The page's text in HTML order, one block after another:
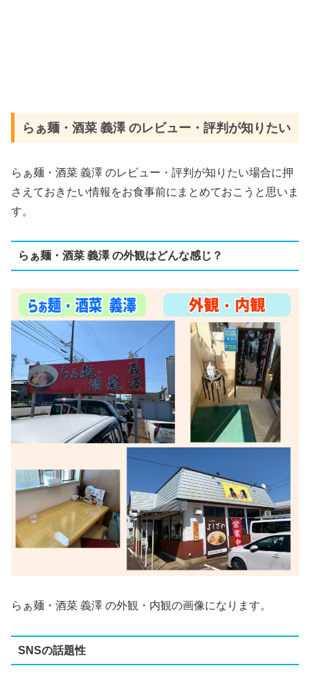
らぁ麺・酒菜 義澤 のレビュー・評判が知りたい
らぁ麺・酒菜 義澤 のレビュー・評判が知りたい場合に押
さえておきたい情報をお食事前にまとめておこうと思いま
す。
らぁ麺・酒菜 義澤 の外観はどんな感じ？
らぁ麺・酒菜 義澤 の外観・内観の画像になります。
SNSの話題性